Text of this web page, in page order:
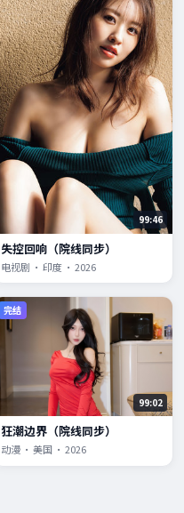
99:46
失控回响（院线同步）
电视剧 · 印度 · 2026
完结
99:02
狂潮边界（院线同步）
动漫 · 美国 · 2026